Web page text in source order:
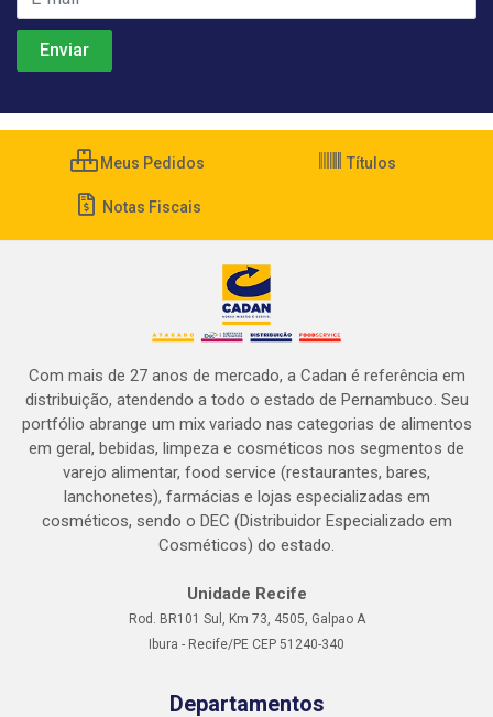
Meus Pedidos Títulos
Notas Fiscais
Com mais de 27 anos de mercado, a Cadan é referência em
distribuição, atendendo a todo o estado de Pernambuco. Seu
portfólio abrange um mix variado nas categorias de alimentos
em geral, bebidas, limpeza e cosméticos nos segmentos de
varejo alimentar, food service (restaurantes, bares,
lanchonetes), farmácias e lojas especializadas em
cosméticos, sendo o DEC (Distribuidor Especializado em
Cosméticos) do estado.
Unidade Recife
Rod. BR101 Sul, Km 73, 4505, Galpao A
Ibura - Recife/PE CEP 51240-340
Departamentos